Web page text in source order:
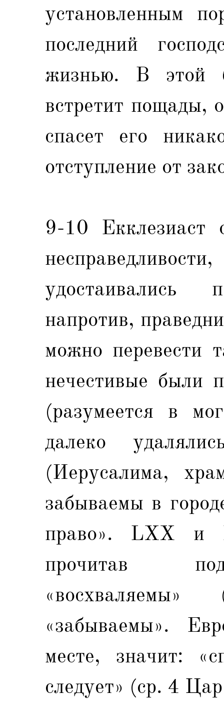
установленным
последний
жизнью. В этой
встретит пощады,
спасет его
отступление от
9-10 Екклезиаст
удостаивались
напротив,
можно перевести
нечестивые были
(разумеется в
далеко
(Иерусалима,
забываемы в
право». LXX и
прочитав
«забываемы».
месте, значит:
следует» (ср. 4